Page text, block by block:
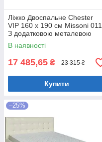
Ліжко Двоспальне Chester
VIP 160 х 190 см Missoni 011
З додатковою металевою
цільнозварною рамою
Темно-коричневий
В наявності
17 485,65 ₴ 23 315 ₴
Купити
–25%